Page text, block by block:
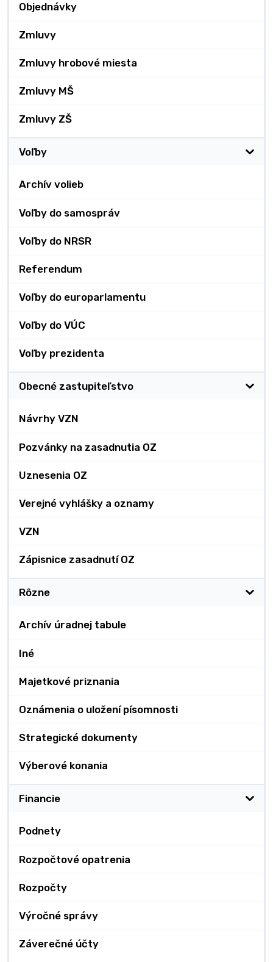
Objednávky
Zmluvy
Zmluvy hrobové miesta
Zmluvy MŠ
Zmluvy ZŠ
Voľby
Archív volieb
Voľby do samospráv
Voľby do NRSR
Referendum
Voľby do europarlamentu
Voľby do VÚC
Voľby prezidenta
Obecné zastupiteľstvo
Návrhy VZN
Pozvánky na zasadnutia OZ
Uznesenia OZ
Verejné vyhlášky a oznamy
VZN
Zápisnice zasadnutí OZ
Rôzne
Archív úradnej tabule
Iné
Majetkové priznania
Oznámenia o uložení písomnosti
Strategické dokumenty
Výberové konania
Financie
Podnety
Rozpočtové opatrenia
Rozpočty
Výročné správy
Záverečné účty